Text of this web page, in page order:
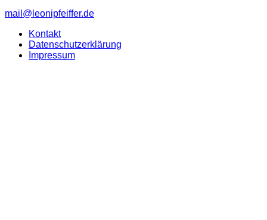
mail@leonipfeiffer.de
Kontakt
Datenschutzerklärung
Impressum